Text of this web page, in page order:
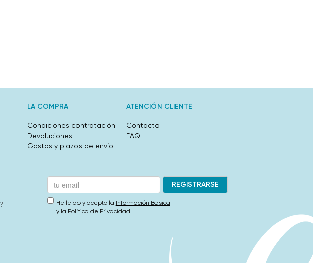
LA COMPRA
Condiciones contratación
Devoluciones
Gastos y plazos de envío
ATENCIÓN CLIENTE
Contacto
FAQ
He leído y acepto la Información Básica
y la Política de Privacidad.